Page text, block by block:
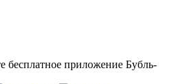
бесплатное приложение Бубль-